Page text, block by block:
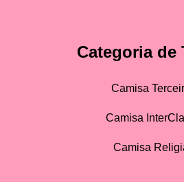
Categoria de
Camisa
Camisa
Camisa